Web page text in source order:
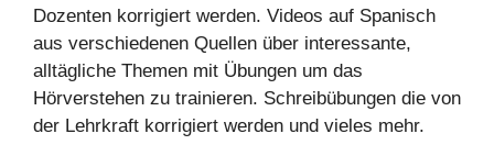
Dozenten korrigiert werden. Videos auf Spanisch
aus verschiedenen Quellen über interessante,
alltägliche Themen mit Übungen um das
Hörverstehen zu trainieren. Schreibübungen die von
der Lehrkraft korrigiert werden und vieles mehr.